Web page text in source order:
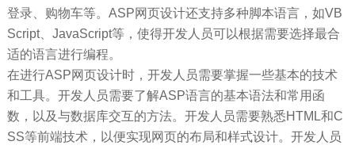
登录、购物车等。ASP网页设计还支持多种脚本语言，如VB
Script、JavaScript等，使得开发人员可以根据需要选择最合
适的语言进行编程。
在进行ASP网页设计时，开发人员需要掌握一些基本的技术
和工具。开发人员需要了解ASP语言的基本语法和常用函
数，以及与数据库交互的方法。开发人员需要熟悉HTML和C
SS等前端技术，以便实现网页的布局和样式设计。开发人员